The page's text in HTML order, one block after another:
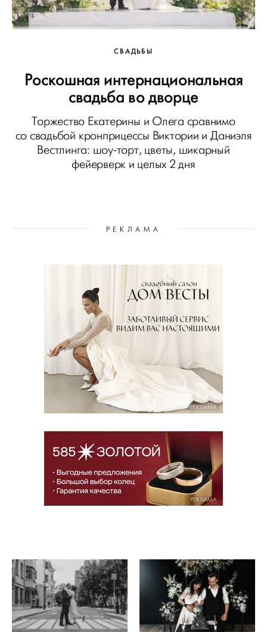
СВАДЬБЫ
Роскошная интернациональная
свадьба во дворце
Торжество Екатерины и Олега сравнимо
со свадьбой кронприцессы Виктории и Даниэля
Вестлинга: шоу-торт, цветы, шикарный
фейерверк и целых 2 дня
РЕКЛАМА
РЕКЛАМА
РЕКЛАМА